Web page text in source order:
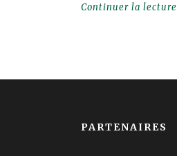
Continuer la lecture
PARTENAIRES